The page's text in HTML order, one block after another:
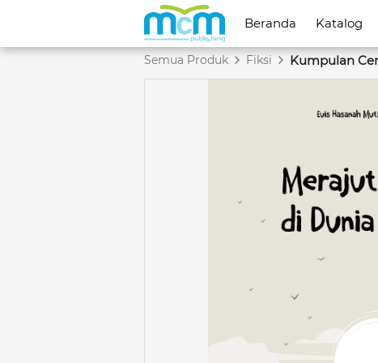
Beranda Katalog
Beranda Katalog
Semua Produk Fiksi Kumpulan